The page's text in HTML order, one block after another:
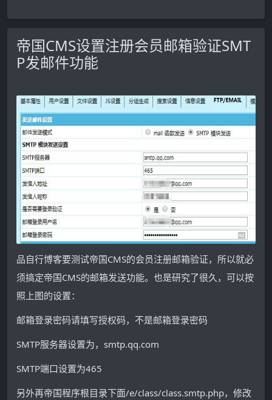
帝国CMS设置注册会员邮箱验证SMT
P发邮件功能
品自行博客要测试帝国CMS的会员注册邮箱验证，所以就必
须搞定帝国CMS的邮箱发送功能。也是研究了很久，可以按
照上图的设置：
邮箱登录密码请填写授权码，不是邮箱登录密码
SMTP服务器设置为，smtp.qq.com
SMTP端口设置为465
另外再帝国程序根目录下面/e/class/class.smtp.php，修改